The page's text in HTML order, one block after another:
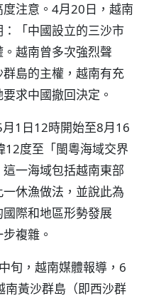
注意。4月20日，越南
「中國設立的三沙市
越南曾多次強烈聲
島的主權，越南有充
求中國撤回決定。
1日12時開始至8月16
12度至「閩粵海域交界
一海域包括越南東部
休漁做法，並說此為
際和地區形勢發展
複雜。
旬，越南媒體報導，6
南黃沙群島（即西沙群